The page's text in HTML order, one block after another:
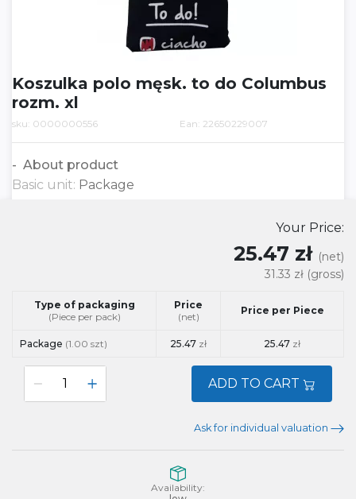
Koszulka polo męsk. to do Columbus
rozm. xl
sku: 0000000556 Ean: 22650229007
About product
Basic unit: Package
Your Price:
25.47 zł (net)
31.33 zł (gross)
Type of packaging
(Piece per pack)
Price
(net)
Price per Piece
Package (1.00 szt) 25.47 zł 25.47 zł
ADD TO CART
Ask for individual valuation
Availability: